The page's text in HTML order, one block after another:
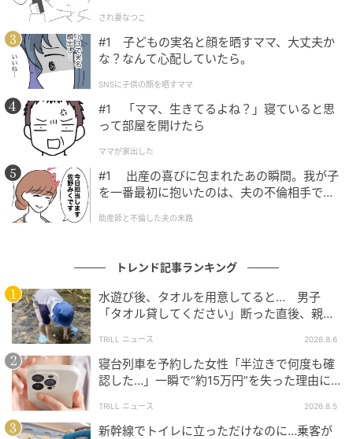
の記事をもっとみる
され妻なつこ
#1 子どもの実名と顔を晒すママ、大丈夫か
な？なんて心配していたら。
SNSに子供の顔を晒すママ
#1 「ママ、生きてるよね？」寝ていると思
って部屋を開けたら
ママが家出した
#1 出産の喜びに包まれたあの瞬間。我が子
を一番最初に抱いたのは、夫の不倫相手でし
助産師と不倫した夫の末路
トレンド記事ランキング
水遊び後、タオルを用意してると… 男子
「タオル貸してください」断った直後、親が
TRILL ニュース 2026.8.6
寝台列車を予約した女性「半泣きで何度も確
認した…」一瞬で“約15万円”を失った理由に
TRILL ニュース 2026.8.5
新幹線でトイレに立っただけなのに…乗客が